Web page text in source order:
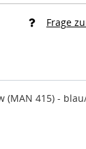
Frage
(MAN 415) -